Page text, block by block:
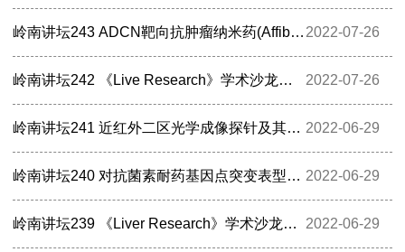
2022-07-26
岭南讲坛243 ADCN靶向抗肿瘤纳米药(Affibody-Drug Conjugate Nanomedecine)
2022-07-26
岭南讲坛242 《Live Research》学术沙龙之肝纤维化发生机制和治疗策略研究
2022-06-29
岭南讲坛241 近红外二区光学成像探针及其生物医学应用
2022-06-29
岭南讲坛240 对抗菌素耐药基因点突变表型效应的全覆盖高通量测定与进化预测
2022-06-29
岭南讲坛239 《Liver Research》学术沙龙之自身免疫性肝炎发病机制与诊治进展